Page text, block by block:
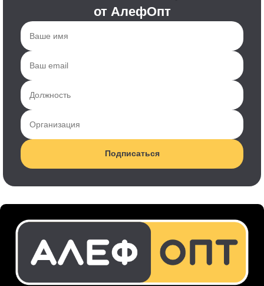
от АлефОпт
Подписаться